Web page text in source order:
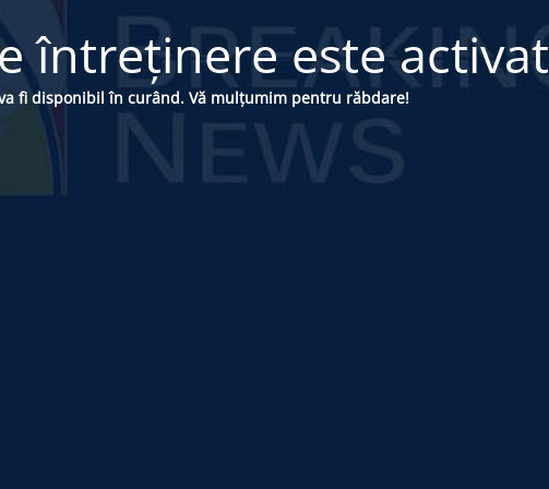
întreținere este activat
fi disponibil în curând. Vă mulțumim pentru răbdare!